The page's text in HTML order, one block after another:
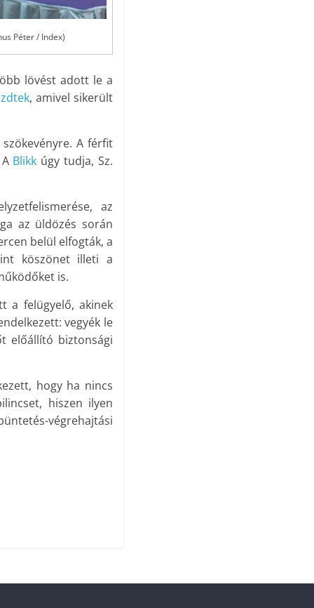
Péter / Index)
lövést adott le a
, amivel sikerült
A férfit
Blikk úgy tudja, Sz.
az
az üldözés során
belül elfogták, a
köszönet illeti a
is.
a felügyelő, akinek
vegyék le
előállító biztonsági
hogy ha nincs
hiszen ilyen
végrehajtási